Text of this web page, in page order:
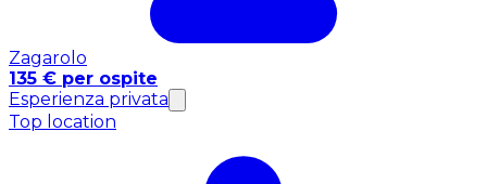
Zagarolo
135 € per ospite
Esperienza privata
Top location